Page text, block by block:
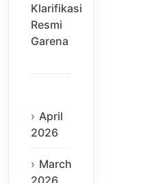
Klarifikasi
Resmi
Garena
April
2026
March